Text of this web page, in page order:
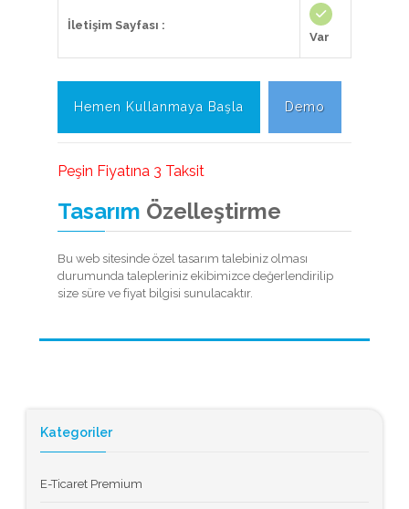
İletişim Sayfası :
Var
Hemen Kullanmaya Başla Demo
Peşin Fiyatına 3 Taksit
Tasarım Özelleştirme
Bu web sitesinde özel tasarım talebiniz olması
durumunda talepleriniz ekibimizce değerlendirilip
size süre ve fiyat bilgisi sunulacaktır.
Kategoriler
E-Ticaret Premium